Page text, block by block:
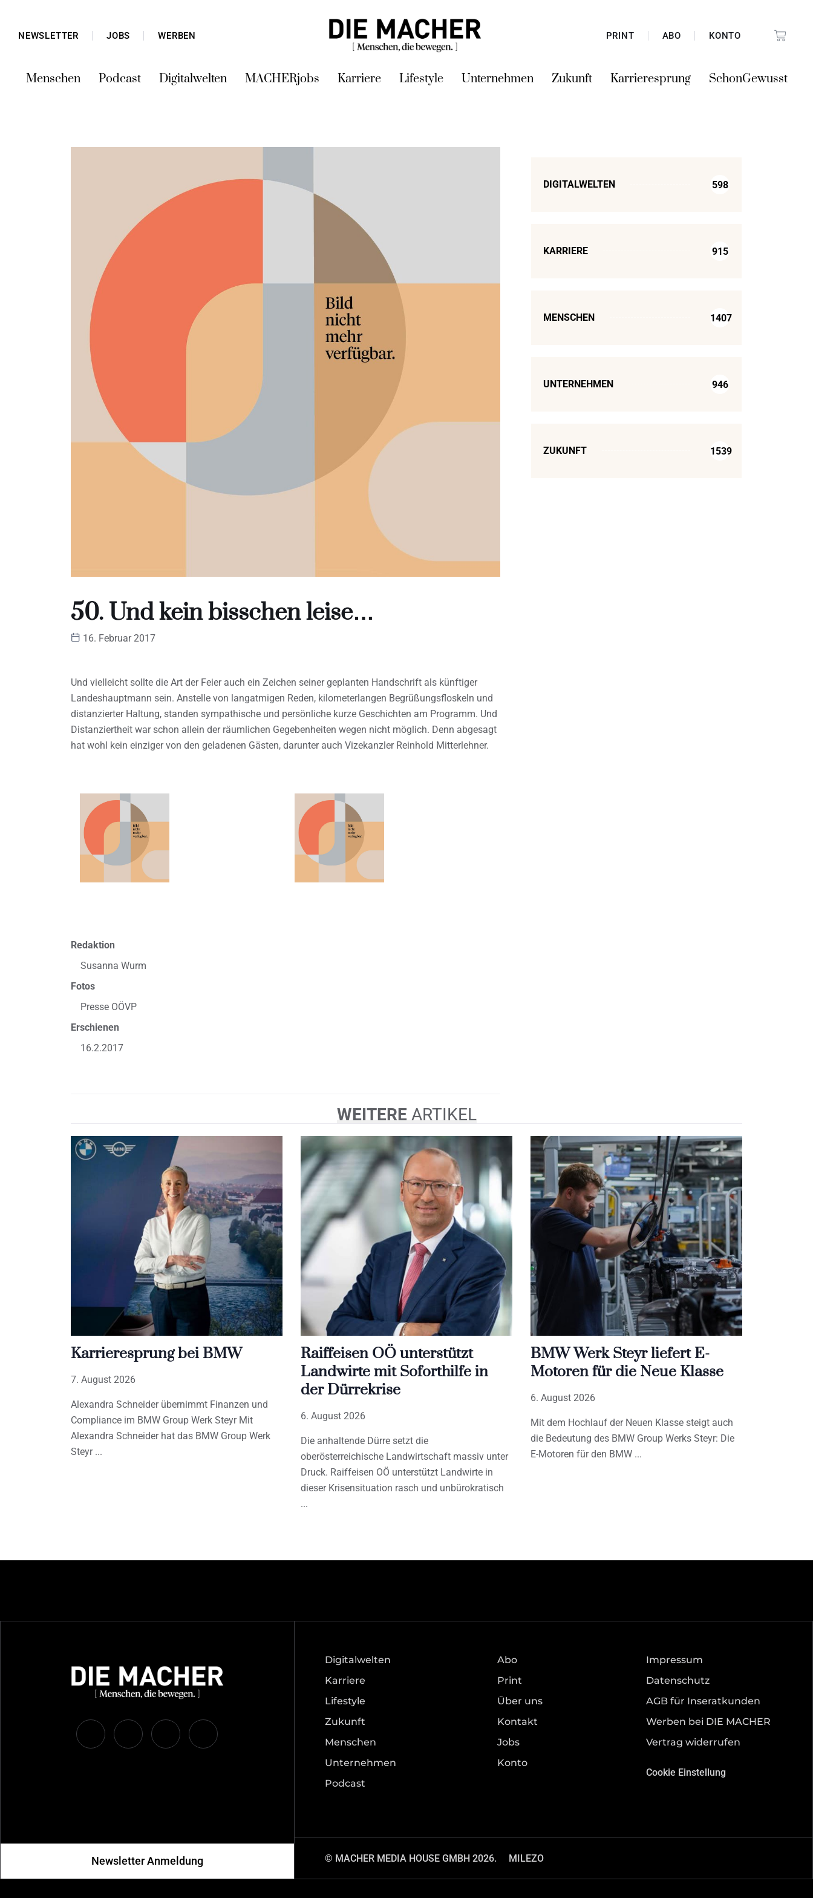
NEWSLETTER JOBS WERBEN PRINT ABO KONTO
Menschen Podcast Digitalwelten MACHERjobs Karriere Lifestyle Unternehmen Zukunft Karrieresprung SchonGewusst
50. Und kein bisschen leise…
16. Februar 2017
Und vielleicht sollte die Art der Feier auch ein Zeichen seiner geplanten Handschrift als künftiger
Landeshauptmann sein. Anstelle von langatmigen Reden, kilometerlangen Begrüßungsfloskeln und
distanzierter Haltung, standen sympathische und persönliche kurze Geschichten am Programm. Und
Distanziertheit war schon allein der räumlichen Gegebenheiten wegen nicht möglich. Denn abgesagt
hat wohl kein einziger von den geladenen Gästen, darunter auch Vizekanzler Reinhold Mitterlehner.
Redaktion
Susanna Wurm
Fotos
Presse OÖVP
Erschienen
16.2.2017
DIGITALWELTEN 598
KARRIERE 915
MENSCHEN 1407
UNTERNEHMEN 946
ZUKUNFT 1539
WEITEREARTIKEL
Karrieresprung bei BMW
7. August 2026
Alexandra Schneider übernimmt Finanzen und
Compliance im BMW Group Werk Steyr Mit
Alexandra Schneider hat das BMW Group Werk
Steyr
Raiffeisen OÖ unterstützt
Landwirte mit Soforthilfe in
der Dürrekrise
6. August 2026
Die anhaltende Dürre setzt die
oberösterreichische Landwirtschaft massiv unter
Druck. Raiffeisen OÖ unterstützt Landwirte in
dieser Krisensituation rasch und unbürokratisch
BMW Werk Steyr liefert E-
Motoren für die Neue Klasse
6. August 2026
Mit dem Hochlauf der Neuen Klasse steigt auch
die Bedeutung des BMW Group Werks Steyr: Die
E-Motoren für den BMW
Newsletter Anmeldung
Digitalwelten
Karriere
Lifestyle
Zukunft
Menschen
Unternehmen
Podcast
Abo
Print
Über uns
Kontakt
Jobs
Konto
Impressum
Datenschutz
AGB für Inseratkunden
Werben bei DIE MACHER
Vertrag widerrufen
Cookie Einstellung
© MACHER MEDIA HOUSE GMBH 2026. MILEZO